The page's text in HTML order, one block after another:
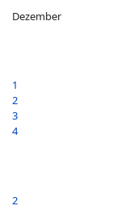
Dezember
1
2
3
4
2